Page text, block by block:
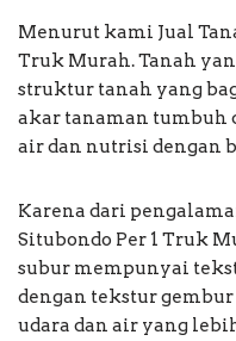
Menurut kami Jual
Truk Murah. Tanah
struktur tanah yang
akar tanaman tumbuh
air dan nutrisi dengan
Karena dari
Situbondo Per 1 Truk
subur mempunyai
dengan tekstur
udara dan air yang